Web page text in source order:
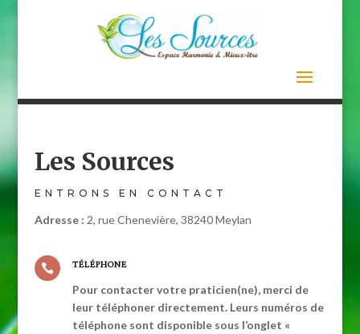
Les Sources
ENTRONS EN CONTACT
Adresse : 2, rue Chenevière, 38240 Meylan
 TÉLÉPHONE
Pour contacter votre praticien(ne), merci de
leur téléphoner directement. Leurs numéros de
téléphone sont disponible sous l’onglet «